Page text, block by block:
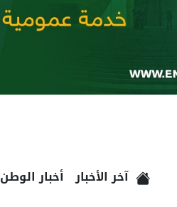
آخر الأخبار أخبار الوطن